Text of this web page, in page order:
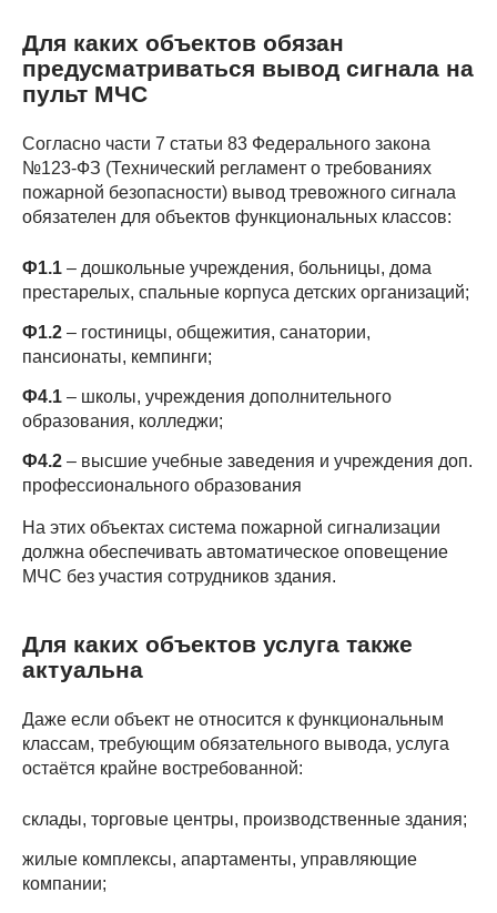
Для каких объектов обязан
предусматриваться вывод сигнала на
пульт МЧС
Согласно части 7 статьи 83 Федерального закона
№123-ФЗ (Технический регламент о требованиях
пожарной безопасности) вывод тревожного сигнала
обязателен для объектов функциональных классов:
Ф1.1 – дошкольные учреждения, больницы, дома
престарелых, спальные корпуса детских организаций;
Ф1.2 – гостиницы, общежития, санатории,
пансионаты, кемпинги;
Ф4.1 – школы, учреждения дополнительного
образования, колледжи;
Ф4.2 – высшие учебные заведения и учреждения доп.
профессионального образования
На этих объектах система пожарной сигнализации
должна обеспечивать автоматическое оповещение
МЧС без участия сотрудников здания.
Для каких объектов услуга также
актуальна
Даже если объект не относится к функциональным
классам, требующим обязательного вывода, услуга
остаётся крайне востребованной:
склады, торговые центры, производственные здания;
жилые комплексы, апартаменты, управляющие
компании;